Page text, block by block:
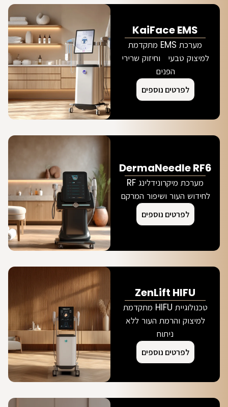
KaiFace EMS
מערכת EMS מתקדמת
למיצוק טבעי וחיזוק שרירי
הפנים
לפרטים נוספים
DermaNeedle RF6
מערכת מיקרונידלינג RF
לחידוש העור ושיפור המרקם
לפרטים נוספים
ZenLift HIFU
טכנולוגיית HIFU מתקדמת
למיצוק והרמת העור ללא
ניתוח
לפרטים נוספים